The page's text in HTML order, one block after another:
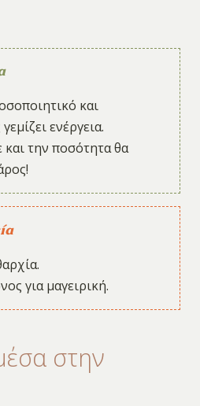
και
ενέργεια.
την ποσότητα θα
για μαγειρική.
στην